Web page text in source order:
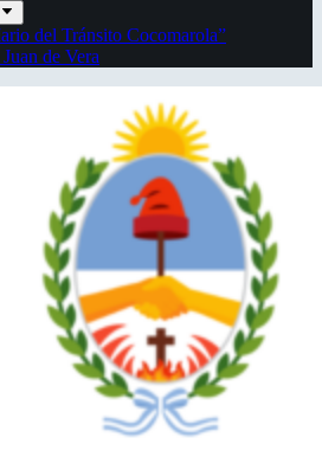
del Tránsito Cocomarola”
de Vera